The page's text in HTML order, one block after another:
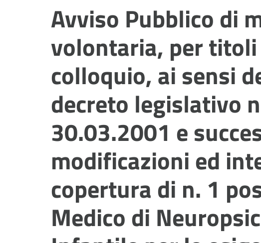
Avviso Pubblico di
volontaria, per
colloquio, ai sensi
decreto legislativo
30.03.2001 e
modificazioni ed
copertura di n. 1
Medico di